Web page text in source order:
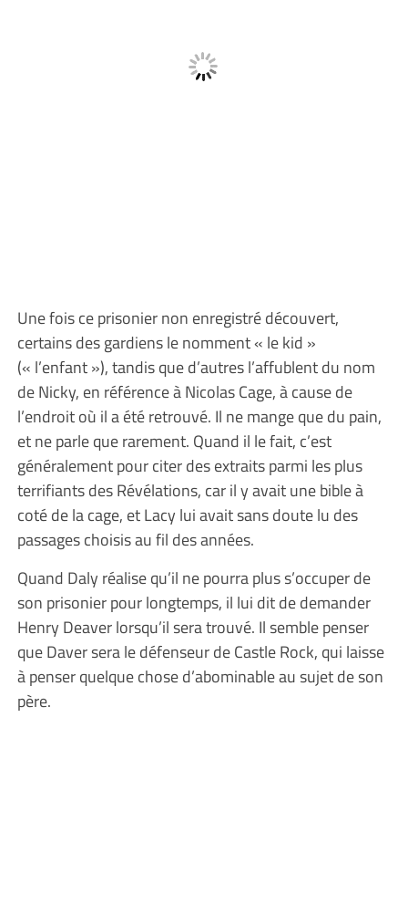
Une fois ce prisonier non enregistré découvert,
certains des gardiens le nomment « le kid »
(« l’enfant »), tandis que d’autres l’affublent du nom
de Nicky, en référence à Nicolas Cage, à cause de
l’endroit où il a été retrouvé. Il ne mange que du pain,
et ne parle que rarement. Quand il le fait, c’est
généralement pour citer des extraits parmi les plus
terrifiants des Révélations, car il y avait une bible à
coté de la cage, et Lacy lui avait sans doute lu des
passages choisis au fil des années.
Quand Daly réalise qu’il ne pourra plus s’occuper de
son prisonier pour longtemps, il lui dit de demander
Henry Deaver lorsqu’il sera trouvé. Il semble penser
que Daver sera le défenseur de Castle Rock, qui laisse
à penser quelque chose d’abominable au sujet de son
père.